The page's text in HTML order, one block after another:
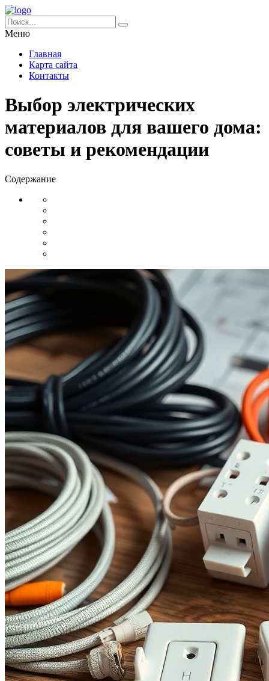
Меню
Главная
Карта сайта
Контакты
Выбор электрических
материалов для вашего дома:
советы и рекомендации
Содержание